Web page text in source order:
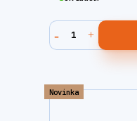
Novinka